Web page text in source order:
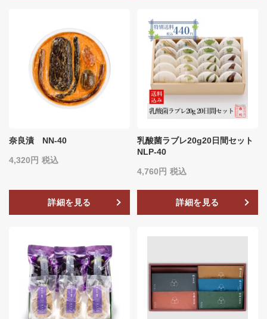
奈良漬 NN-40
4,320 税込
詳細を見る
乳酸菌ラブレ20g20日間セット
NLP-40
4,760 税込
詳細を見る